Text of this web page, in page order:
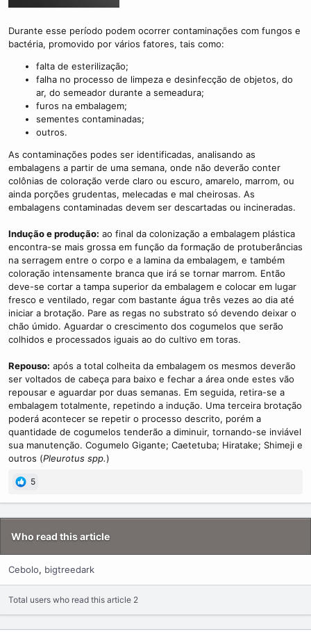
Durante esse período podem ocorrer contaminações com fungos e
bactéria, promovido por vários fatores, tais como:
falta de esterilização;
falha no processo de limpeza e desinfecção de objetos, do
ar, do semeador durante a semeadura;
furos na embalagem;
sementes contaminadas;
outros.
As contaminações podes ser identificadas, analisando as
embalagens a partir de uma semana, onde não deverão conter
colônias de coloração verde claro ou escuro, amarelo, marrom, ou
ainda porções grudentas, melecadas e mal cheirosas. As
embalagens contaminadas devem ser descartadas ou incineradas.
Indução e produção: ao final da colonização a embalagem plástica
encontra-se mais grossa em função da formação de protuberâncias
na serragem entre o corpo e a lamina da embalagem, e também
coloração intensamente branca que irá se tornar marrom. Então
deve-se cortar a tampa superior da embalagem e colocar em lugar
fresco e ventilado, regar com bastante água três vezes ao dia até
iniciar a brotação. Pare as regas no substrato só devendo deixar o
chão úmido. Aguardar o crescimento dos cogumelos que serão
colhidos e processados iguais ao do cultivo em toras.
Repouso: após a total colheita da embalagem os mesmos deverão
ser voltados de cabeça para baixo e fechar a área onde estes vão
repousar e aguardar por duas semanas. Em seguida, retira-se a
embalagem totalmente, repetindo a indução. Uma terceira brotação
poderá acontecer se repetir o processo descrito, porém a
quantidade de cogumelos tenderão a diminuir, tornando-se inviável
sua manutenção. Cogumelo Gigante; Caetetuba; Hiratake; Shimeji e
outros (Pleurotus spp.)
5
Who read this article
Cebolo bigtreedark
Total users who read this article 2